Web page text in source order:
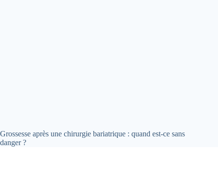
Grossesse après une chirurgie bariatrique : quand est-ce sans
danger ?